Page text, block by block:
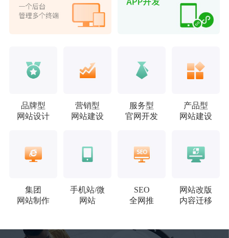
品牌型
网站设计
营销型
网站建设
服务型
官网开发
产品型
网站建设
集团
网站制作
手机站/微
网站
SEO
全网推
网站改版
内容迁移